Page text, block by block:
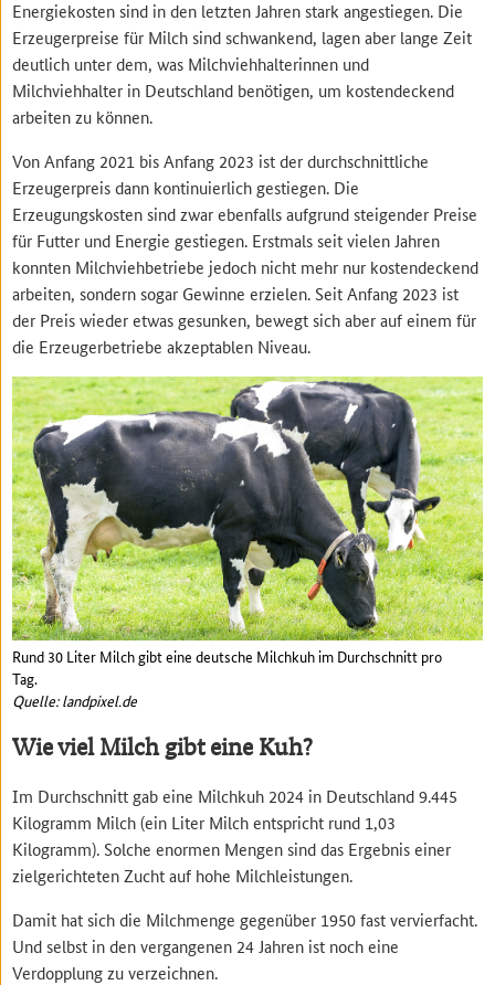
Energiekosten sind in den letzten Jahren stark angestiegen. Die
Erzeugerpreise für Milch sind schwankend, lagen aber lange Zeit
deutlich unter dem, was Milchviehhalterinnen und
Milchviehhalter in Deutschland benötigen, um kostendeckend
arbeiten zu können.
Von Anfang 2021 bis Anfang 2023 ist der durchschnittliche
Erzeugerpreis dann kontinuierlich gestiegen. Die
Erzeugungskosten sind zwar ebenfalls aufgrund steigender Preise
für Futter und Energie gestiegen. Erstmals seit vielen Jahren
konnten Milchviehbetriebe jedoch nicht mehr nur kostendeckend
arbeiten, sondern sogar Gewinne erzielen. Seit Anfang 2023 ist
der Preis wieder etwas gesunken, bewegt sich aber auf einem für
die Erzeugerbetriebe akzeptablen Niveau.
Rund 30 Liter Milch gibt eine deutsche Milchkuh im Durchschnitt pro
Tag.
Quelle: landpixel.de
Wie viel Milch gibt eine Kuh?
Im Durchschnitt gab eine Milchkuh 2024 in Deutschland 9.445
Kilogramm Milch (ein Liter Milch entspricht rund 1,03
Kilogramm). Solche enormen Mengen sind das Ergebnis einer
zielgerichteten Zucht auf hohe Milchleistungen.
Damit hat sich die Milchmenge gegenüber 1950 fast vervierfacht.
Und selbst in den vergangenen 24 Jahren ist noch eine
Verdopplung zu verzeichnen.